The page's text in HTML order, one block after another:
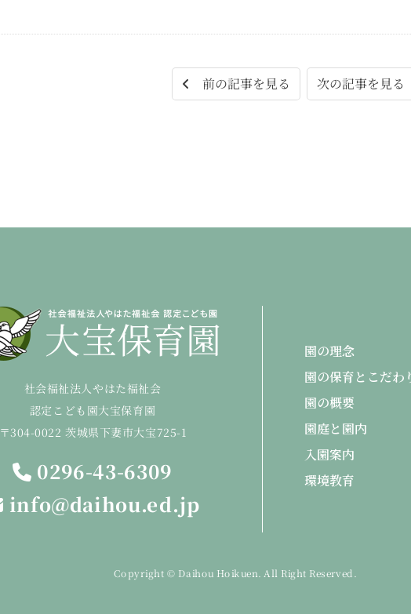
前の記事を見る 次の記事を見る
社会福祉法人やはた福祉会
認定こども園大宝保育園
〒304-0022 茨城県下妻市大宝725-1
0296-43-6309
info@daihou.ed.jp
園の理念
園の保育とこだわ
園の概要
園庭と園内
入園案内
環境教育
Copyright © Daihou Hoikuen. All Right Reserved.